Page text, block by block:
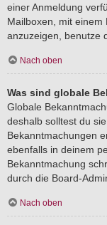
einer Anmeldung
Mailboxen, mit einem
anzuzeigen, benutze
Nach oben
Was sind globale
Globale
deshalb solltest du
Bekanntmachungen
ebenfalls in deinem
Bekanntmachung
durch die Board-
Nach oben